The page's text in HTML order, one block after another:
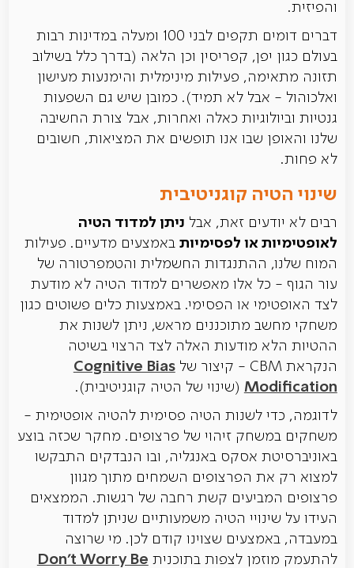
והפיזית.
דברים דומים תקפים לבני 100 ומעלה במדינות רבות
בעולם כגון יפן, קפריסין וכן הלאה (בדרך כלל בשילוב
תזונה מתאימה, פעילות מינימלית והימנעות מעישון
ואלכוהול - אבל לא תמיד). כמובן שיש גם השפעות
גנטיות וביולוגיות כאלה ואחרות, אבל צורת החשיבה
שלנו והאופן שבו אנו תופשים את המציאות, חשובים
לא פחות.
שינוי הטיה קוגניטיבית
רבים לא יודעים זאת, אבל ניתן למדוד הטיה
לאופטימיות או לפסימיות באמצעים מדעיים. פעילות
המוח שלנו, ההתנגדות החשמלית והטמפרטורה של
עור הגוף - כל אלו מאפשרים למדוד הטיה לא מודעת
לצד האופטימי או הפסימי. באמצעות כלים פשוטים כגון
משחקי מחשב מתוכננים מראש, ניתן לשנות את
ההטיות הלא מודעות האלה לצד הרצוי בשיטה
הנקראת CBM - קיצור של
Cognitive Bias
Modification (שינוי של הטיה קוגניטיבית).
לדוגמה, כדי לשנות הטיה פסימית להטיה אופטימית -
משחקים במשחק זיהוי של פרצופים. מחקר שכזה בוצע
באוניברסיטת אסקס באנגליה, ובו הנבדקים התבקשו
למצוא רק את הפרצופים השמחים מתוך מגוון
פרצופים המביעים קשת רחבה של רגשות. הממצאים
העידו על שינויי הטיה משמעותיים שניתן למדוד
במעבדה, באמצעים שצוינו קודם לכן. מי שרוצה
להתעמק מוזמן לצפות בתוכנית Don't Worry Be